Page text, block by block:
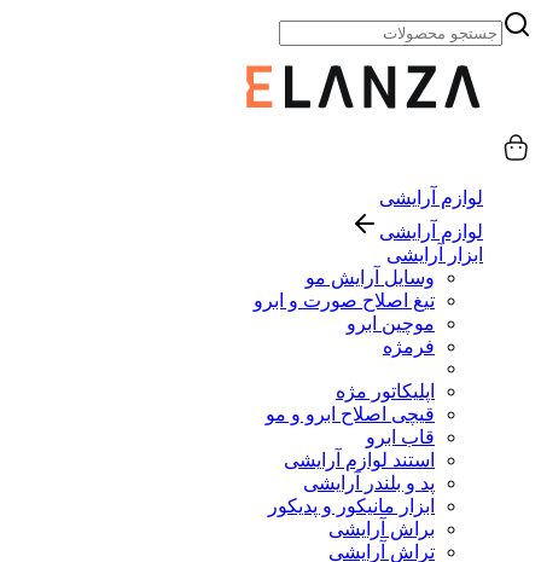
لوازم آرایشی
لوازم آرایشی
ابزار آرایشی
وسایل آرایش مو
تیغ اصلاح صورت و ابرو
موچین ابرو
فرمژه
اپلیکاتور مژه
قیچی اصلاح ابرو و مو
قاب ابرو
استند لوازم آرایشی
پد و بلندر آرایشی
ابزار مانیکور و پدیکور
براش آرایشی
تراش آرایشی